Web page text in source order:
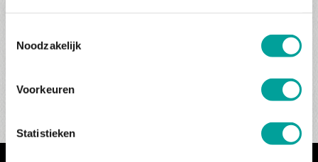
Noodzakelijk
Voorkeuren
Statistieken
Jouw tourguide zorgt voor pechhulp